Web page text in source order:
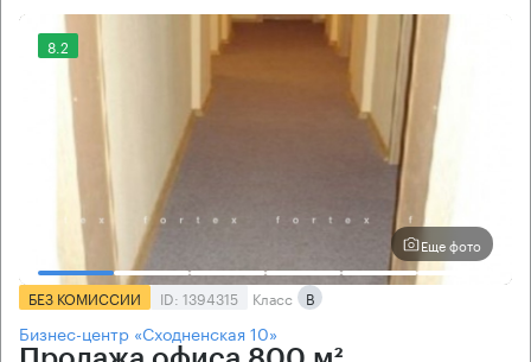
8.2
Еще фото
БЕЗ КОМИССИИ ID: 1394315 Класс B
Бизнес-центр «Сходненская 10»